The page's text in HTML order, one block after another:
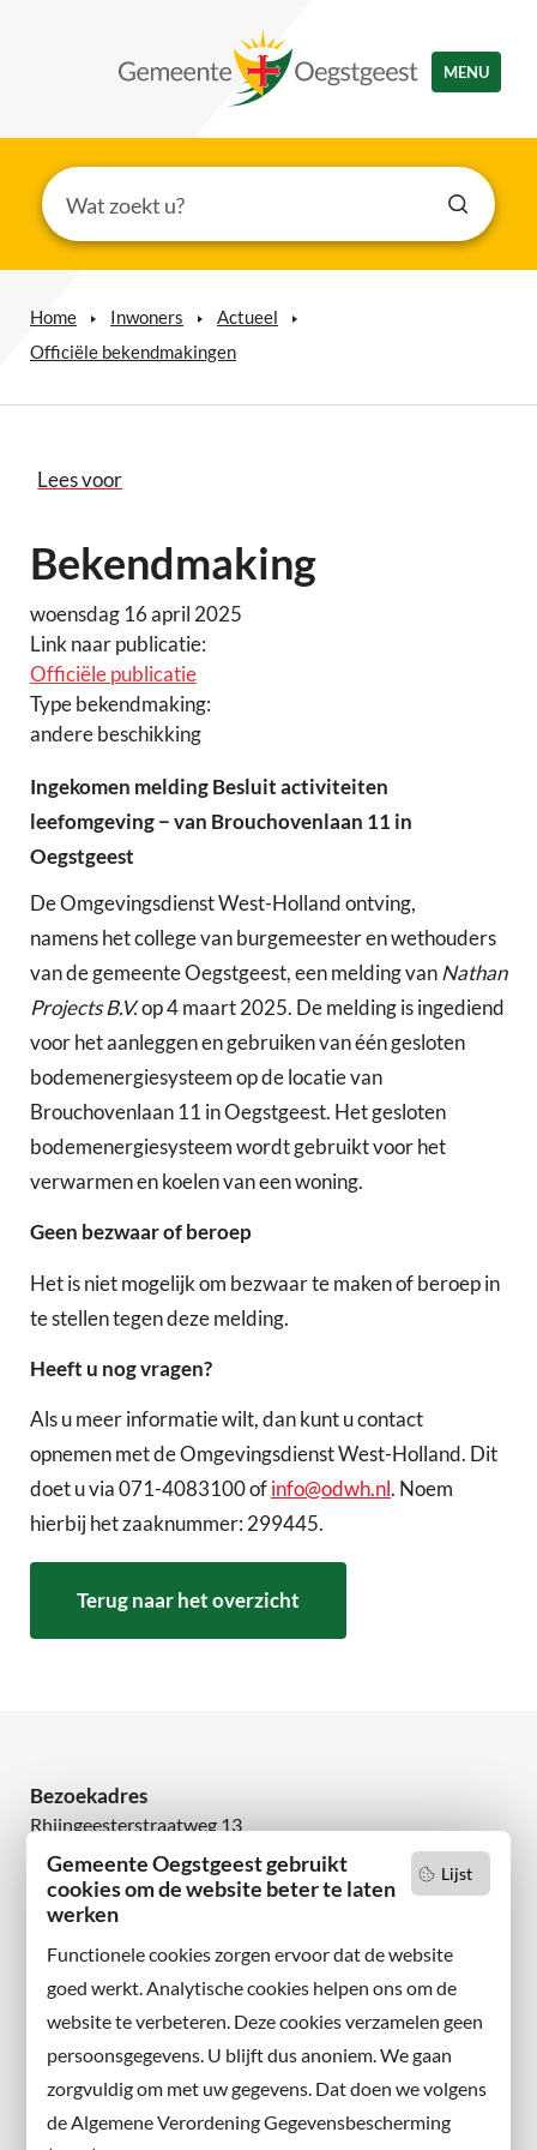
Lijst
Gemeente Oegstgeest gebruikt
cookies om de website beter te laten
werken
Functionele cookies zorgen ervoor dat de website
goed werkt. Analytische cookies helpen ons om de
website te verbeteren. Deze cookies verzamelen geen
persoonsgegevens. U blijft dus anoniem. We gaan
zorgvuldig om met uw gegevens. Dat doen we volgens
de Algemene Verordening Gegevensbescherming
MENU
Home Inwoners
Actueel
Officiële bekendmakingen
Lees voor
Bekendmaking
woensdag 16 april 2025
Link naar publicatie:
Officiële publicatie
Type bekendmaking:
andere beschikking
Ingekomen melding Besluit activiteiten
leefomgeving − van Brouchovenlaan 11 in
Oegstgeest
De Omgevingsdienst West-Holland ontving,
namens het college van burgemeester en wethouders
van de gemeente Oegstgeest, een melding vanNathan
Projects B.V.op 4 maart 2025. De melding is ingediend
voor het aanleggen en gebruiken van één gesloten
bodemenergiesysteem op de locatie van
Brouchovenlaan 11 in Oegstgeest. Het gesloten
bodemenergiesysteem wordt gebruikt voor het
verwarmen en koelen van een woning.
Geen bezwaar of beroep
Het is niet mogelijk om bezwaar te maken of beroep in
te stellen tegen deze melding.
Heeft u nog vragen?
Als u meer informatie wilt, dan kunt u contact
opnemen met de Omgevingsdienst West-Holland. Dit
doet u via 071-4083100 ofinfo@odwh.nl. Noem
hierbij het zaaknummer: 299445.
Terug naar het overzicht
Bezoekadres
Rhijngeesterstraatweg 13
2342 AN Oegstgeest
Wilt u niets missen?
en volg ons ook op sociale media.
Facebook
X
Instagram